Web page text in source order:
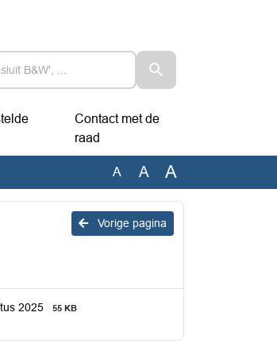
Contact met de
raad
A A A
Vorige pagina
2025 55 KB